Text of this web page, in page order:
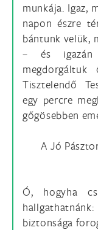
munkája. Igaz,
napon észre
bántunk velük,
– és igazán
Tisztelendő
egy percre
gőgösebben
A Jó
Ó, hogyha
biztonsága